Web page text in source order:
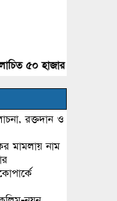
৫০ হাজার পিস ইয়াবা
রক্তদান ও
মামলায় নাম